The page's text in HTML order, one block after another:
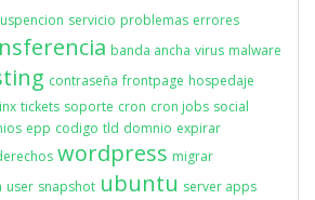
servicio problemas errores
banda ancha virus malware
contraseña frontpage hospedaje
tickets soporte cron cron jobs social
epp codigo tld domnio expirar
wordpress migrar
user snapshot ubuntu server apps